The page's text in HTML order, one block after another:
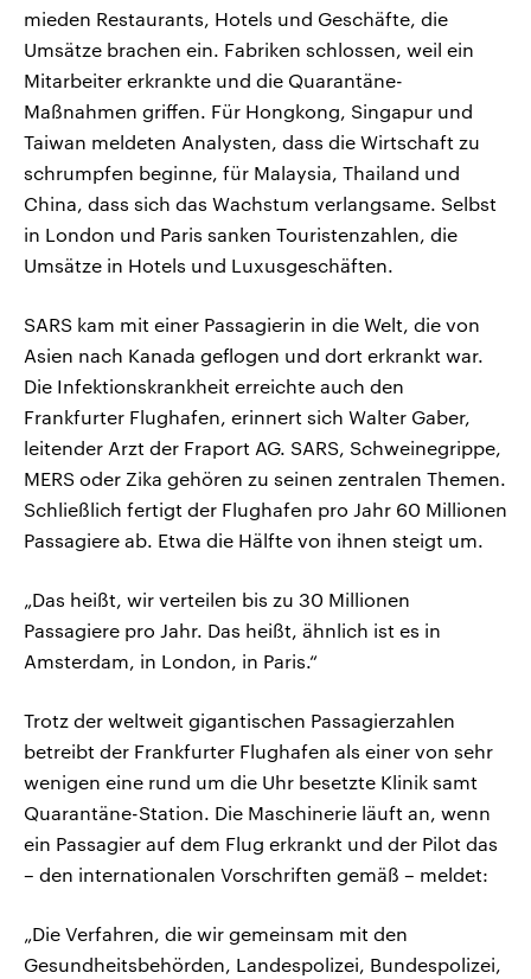
mieden Restaurants, Hotels und Geschäfte, die
Umsätze brachen ein. Fabriken schlossen, weil ein
Mitarbeiter erkrankte und die Quarantäne-
Maßnahmen griffen. Für Hongkong, Singapur und
Taiwan meldeten Analysten, dass die Wirtschaft zu
schrumpfen beginne, für Malaysia, Thailand und
China, dass sich das Wachstum verlangsame. Selbst
in London und Paris sanken Touristenzahlen, die
Umsätze in Hotels und Luxusgeschäften.
SARS kam mit einer Passagierin in die Welt, die von
Asien nach Kanada geflogen und dort erkrankt war.
Die Infektionskrankheit erreichte auch den
Frankfurter Flughafen, erinnert sich Walter Gaber,
leitender Arzt der Fraport AG. SARS, Schweinegrippe,
MERS oder Zika gehören zu seinen zentralen Themen.
Schließlich fertigt der Flughafen pro Jahr 60 Millionen
Passagiere ab. Etwa die Hälfte von ihnen steigt um.
„Das heißt, wir verteilen bis zu 30 Millionen
Passagiere pro Jahr. Das heißt, ähnlich ist es in
Amsterdam, in London, in Paris.“
Trotz der weltweit gigantischen Passagierzahlen
betreibt der Frankfurter Flughafen als einer von sehr
wenigen eine rund um die Uhr besetzte Klinik samt
Quarantäne-Station. Die Maschinerie läuft an, wenn
ein Passagier auf dem Flug erkrankt und der Pilot das
– den internationalen Vorschriften gemäß – meldet:
„Die Verfahren, die wir gemeinsam mit den
Gesundheitsbehörden, Landespolizei, Bundespolizei,